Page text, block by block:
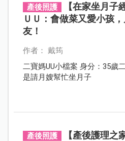
產後照護
【在家坐月子
ＵＵ：會做菜又愛小孩
友！
作者： 戴筠
二寶媽UU小檔案 身分：35歲
是請月嫂幫忙坐月子
產後照護
【產後護理之